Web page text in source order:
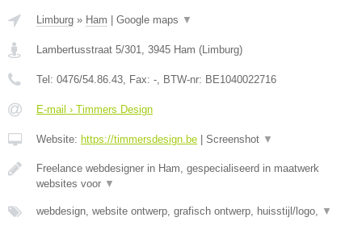
Limburg » Ham Google maps ▼
Lambertusstraat 5/301, 3945 Ham (Limburg)
Tel: 0476/54.86.43, Fax: -, BTW-nr: BE1040022716
E-mail › Timmers Design
Website: https://timmersdesign.be Screenshot ▼
Freelance webdesigner in Ham, gespecialiseerd in maatwerk
websites voor ▼
webdesign, website ontwerp, grafisch ontwerp, huisstijl/logo, ▼